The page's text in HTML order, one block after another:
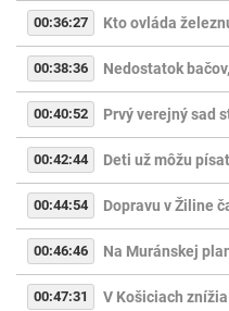
00:36:27 Kto ovláda
00:38:36 Nedostatok
00:40:52 Prvý verejný sad
00:42:44 Deti už môžu
00:44:54 Dopravu v Žiline
00:46:46 Na Muránskej
00:47:31 V Košiciach